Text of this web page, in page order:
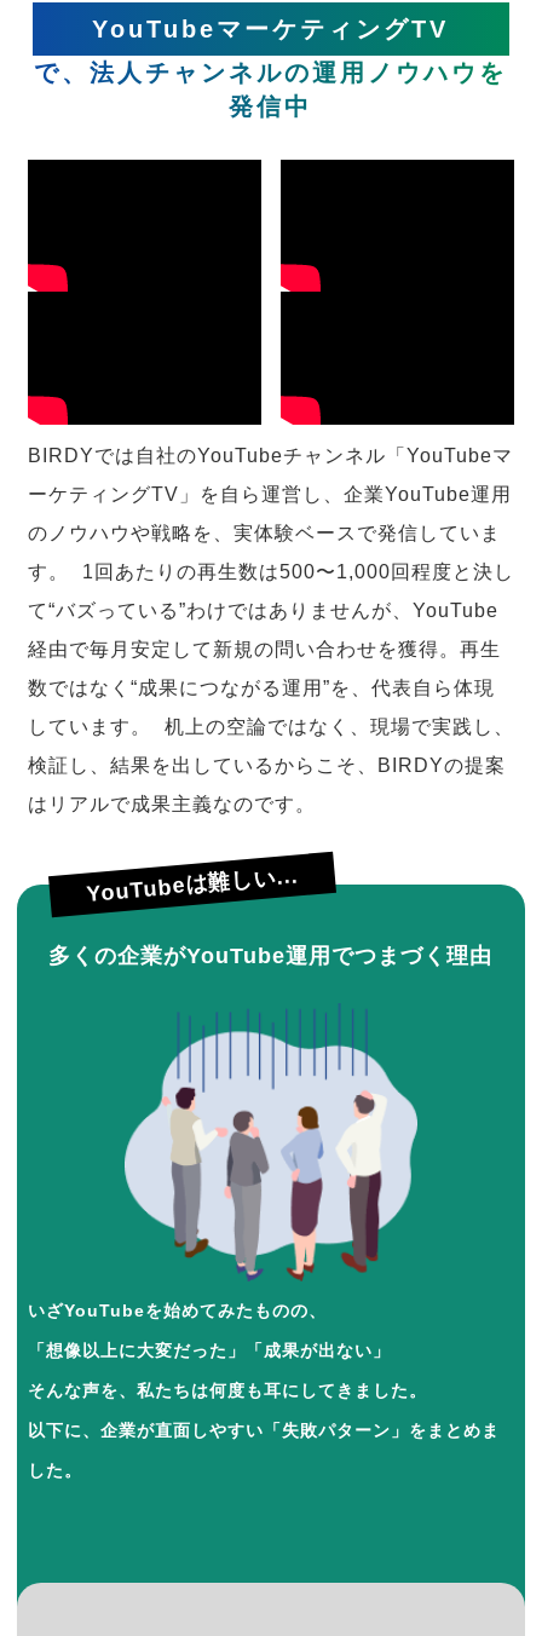
YouTubeマーケティングTV
で、法人チャンネルの運用ノウハウを
発信中
BIRDYでは自社のYouTubeチャンネル「YouTubeマ
ーケティングTV」を自ら運営し、企業YouTube運用
のノウハウや戦略を、実体験ベースで発信していま
す。 1回あたりの再生数は500〜1,000回程度と決し
て“バズっている”わけではありませんが、YouTube
経由で毎月安定して新規の問い合わせを獲得。再生
数ではなく“成果につながる運用”を、代表自ら体現
しています。 机上の空論ではなく、現場で実践し、
検証し、結果を出しているからこそ、BIRDYの提案
はリアルで成果主義なのです。
YouTubeは難しい...
多くの企業がYouTube運用でつまづく理由
いざYouTubeを始めてみたものの、
「想像以上に大変だった」「成果が出ない」
そんな声を、私たちは何度も耳にしてきました。
以下に、企業が直面しやすい「失敗パターン」をまとめま
した。